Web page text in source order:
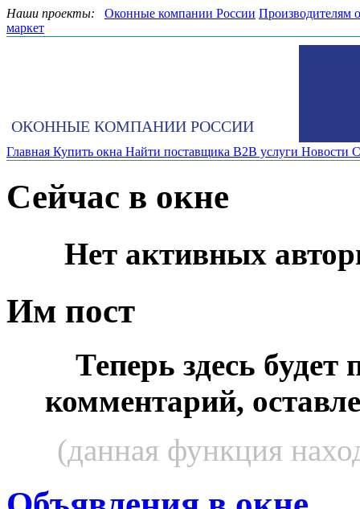
Наши проекты: Оконные компании России Производителям
маркет
ОКОННЫЕ КОМПАНИИ РОССИИ
Главная Купить окна Найти поставщика B2B услуги Новости
Сейчас в окне
Нет активных
Им пост
Теперь здесь будет
комментарий,
(данная функция